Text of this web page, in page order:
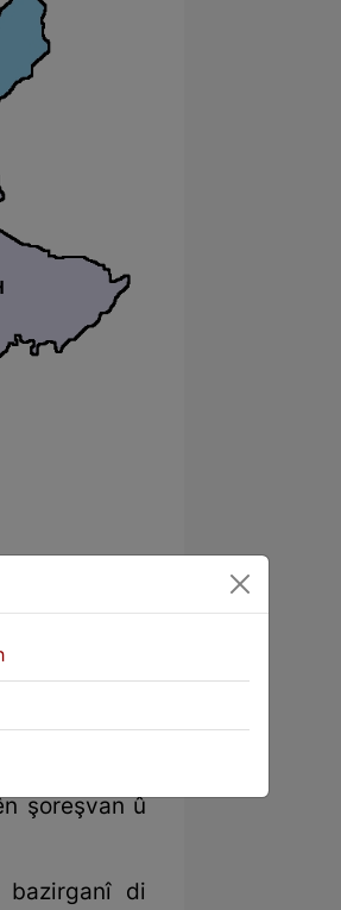
jiyan kirine.
tevahiya
ku xelke
şoreşvan û
bazirganî di